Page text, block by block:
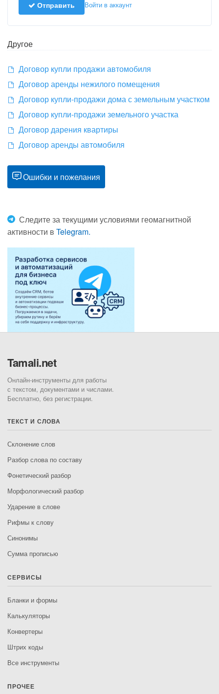
Отправить Войти в аккаунт
Другое
Договор купли продажи автомобиля
Договор аренды нежилого помещения
Договор купли-продажи дома с земельным участком
Договор купли-продажи земельного участка
Договор дарения квартиры
Договор аренды автомобиля
Ошибки и пожелания
Следите за текущими условиями геомагнитной
активности в Telegram.
Tamali.net
Онлайн-инструменты для работы
с текстом, документами и числами.
Бесплатно, без регистрации.
ТЕКСТ И СЛОВА
Склонение слов
Разбор слова по составу
Фонетический разбор
Морфологический разбор
Ударение в слове
Рифмы к слову
Синонимы
Сумма прописью
СЕРВИСЫ
Бланки и формы
Калькуляторы
Конвертеры
Штрих коды
Все инструменты
ПРОЧЕЕ